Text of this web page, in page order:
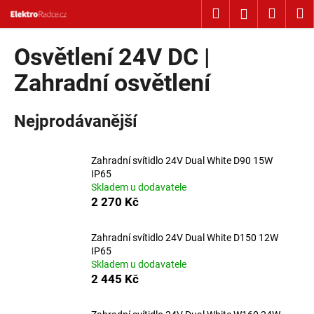
Hledat Přihlášení
Osvětlení 24V DC |
Zahradní osvětlení
Nejprodávanější
Zahradní svítidlo 24V Dual White D90 15W
IP65
Skladem u dodavatele
2 270 Kč
Zahradní svítidlo 24V Dual White D150 12W
IP65
Skladem u dodavatele
2 445 Kč
Košík
C
o
p
o